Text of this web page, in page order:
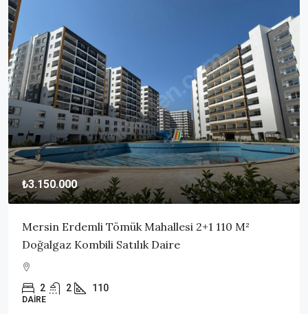
₺3.150.000
Mersin Erdemli Tömük Mahallesi 2+1 110 M²
Doğalgaz Kombili Satılık Daire
2 2 110
DAIRE